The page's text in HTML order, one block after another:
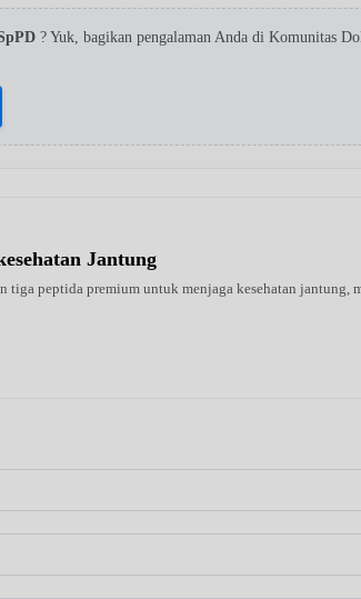
? Yuk, bagikan pengalaman Anda di Komunitas
Jantung
tiga peptida premium untuk menjaga kesehatan